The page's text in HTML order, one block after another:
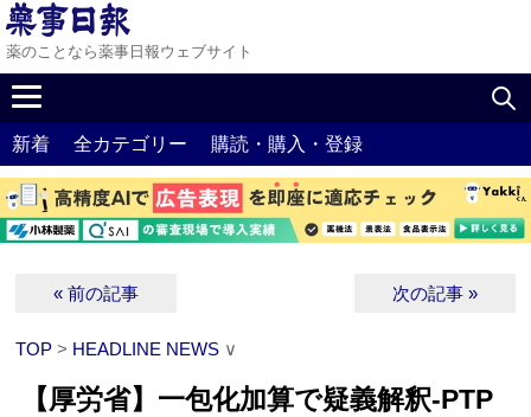
薬のことなら薬事日報ウェブサイト
新着 全カテゴリー 購読・購入・登録
« 前の記事 次の記事 »
TOP > HEADLINE NEWS ∨
【厚労省】一包化加算で疑義解釈‐PTP